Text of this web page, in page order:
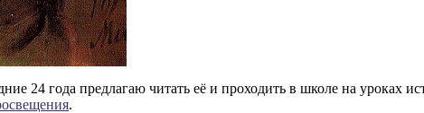
24 года предлагаю читать её и проходить в школе на уроках
.